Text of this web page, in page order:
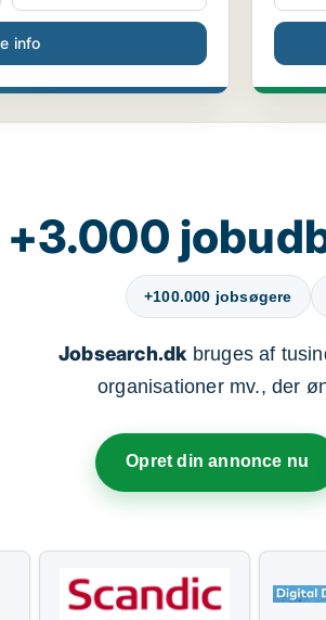
info
+3.000
+100.000 jobsøgere
Jobsearch.dkbruges af
organisationer mv., der
Opret din annonce nu